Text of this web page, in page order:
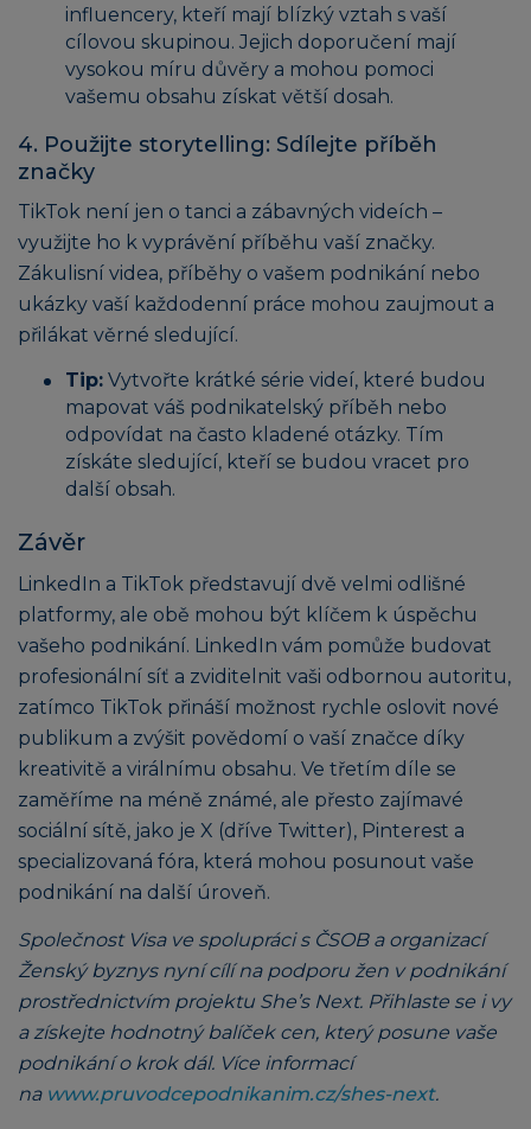
influencery, kteří mají blízký vztah s vaší
cílovou skupinou. Jejich doporučení mají
vysokou míru důvěry a mohou pomoci
vašemu obsahu získat větší dosah.
4. Použijte storytelling: Sdílejte příběh
značky
TikTok není jen o tanci a zábavných videích –
využijte ho k vyprávění příběhu vaší značky.
Zákulisní videa, příběhy o vašem podnikání nebo
ukázky vaší každodenní práce mohou zaujmout a
přilákat věrné sledující.
Tip: Vytvořte krátké série videí, které budou
mapovat váš podnikatelský příběh nebo
odpovídat na často kladené otázky. Tím
získáte sledující, kteří se budou vracet pro
další obsah.
Závěr
LinkedIn a TikTok představují dvě velmi odlišné
platformy, ale obě mohou být klíčem k úspěchu
vašeho podnikání. LinkedIn vám pomůže budovat
profesionální síť a zviditelnit vaši odbornou autoritu,
zatímco TikTok přináší možnost rychle oslovit nové
publikum a zvýšit povědomí o vaší značce díky
kreativitě a virálnímu obsahu. Ve třetím díle se
zaměříme na méně známé, ale přesto zajímavé
sociální sítě, jako je X (dříve Twitter), Pinterest a
specializovaná fóra, která mohou posunout vaše
podnikání na další úroveň.
Společnost Visa ve spolupráci s ČSOB a organizací
Ženský byznys nyní cílí na podporu žen v podnikání
prostřednictvím projektu She’s Next. Přihlaste se i vy
a získejte hodnotný balíček cen, který posune vaše
podnikání o krok dál. Více informací
na www.pruvodcepodnikanim.cz/shes-next.